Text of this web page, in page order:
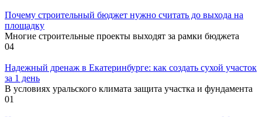
Почему строительный бюджет нужно считать до выхода на
площадку
Многие строительные проекты выходят за рамки бюджета
04
Надежный дренаж в Екатеринбурге: как создать сухой участок
за 1 день
В условиях уральского климата защита участка и фундамента
01